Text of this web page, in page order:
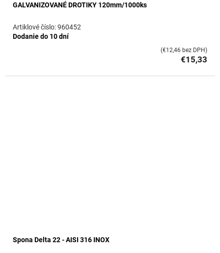
GALVANIZOVANÉ DROTIKY 120mm/1000ks
Dodanie do 10 dní
960452
€15,33
(€12,46 bez DPH)
Spona Delta 22 - AISI 316 INOX